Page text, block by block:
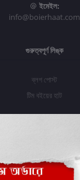
ইমেইল:
info@boierhaat.com
গুরুত্বপূর্ণ লিঙ্ক
ব্লগ পোস্ট
টিম বইয়ের হাট
প্রবেশ করুন
অর্ডার ইতিহাস